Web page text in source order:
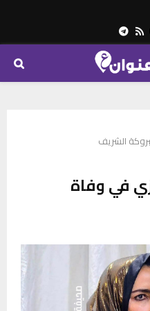
Rss
Telegram
الشريف
في وفاة